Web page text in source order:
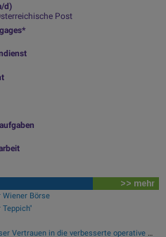
d)
Post
>> mehr
Börse
Analysten zu Kontron: "Q2 stärkt unser Vertrauen in die verbesserte operative Qualität"